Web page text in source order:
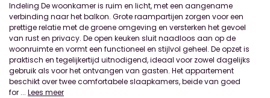
Indeling De woonkamer is ruim en licht, met een aangename
verbinding naar het balkon. Grote raampartijen zorgen voor een
prettige relatie met de groene omgeving en versterken het gevoel
van rust en privacy. De open keuken sluit naadloos aan op de
woonruimte en vormt een functioneel en stijlvol geheel. De opzet is
praktisch en tegelijkertijd uitnodigend, ideaal voor zowel dagelijks
gebruik als voor het ontvangen van gasten. Het appartement
beschikt over twee comfortabele slaapkamers, beide van goed
for ... Lees meer